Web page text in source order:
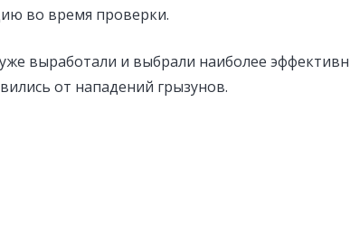
во время проверки.
выработали и выбрали наиболее
от нападений грызунов.